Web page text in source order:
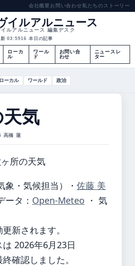
会社概要お問い合わせ私たちのストーリー
イルアルニュース
ルアルニュース 編集デスク
新 03:5916 本日の記事
ローカ
ル
ワール
ド
お問い合
わせ
ニュースレ
ター
ローカル ワールド 政治
気
高橋 蓮
所の天気
象・気候担当） ・ 佐藤 美
ータ： Open-Meteo ・ 気
新されます。
2026年6月23日
確認しました。